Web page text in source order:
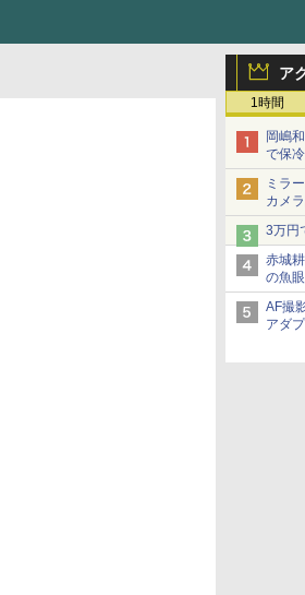
ア
1時間
岡嶋
で保
Watch
ミラ
カメ
ラ……
3万円
赤城
の魚
サー
AF撮
アダ